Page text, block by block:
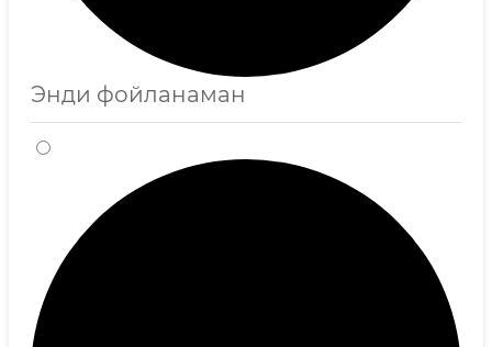
Энди фойланaман